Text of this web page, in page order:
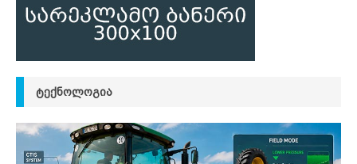
ᲢᲔᲥᲜᲝᲚᲝᲒᲘᲐ